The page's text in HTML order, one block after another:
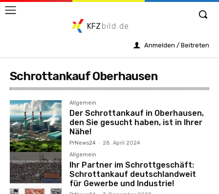
KFZ bild.de
Anmelden / Beitreten
Schrottankauf Oberhausen
Allgemein
Der Schrottankauf in Oberhausen,
den Sie gesucht haben, ist in Ihrer
Nähe!
PrNews24 - 28. April 2024
Allgemein
Ihr Partner im Schrottgeschäft:
Schrottankauf deutschlandweit
für Gewerbe und Industrie!